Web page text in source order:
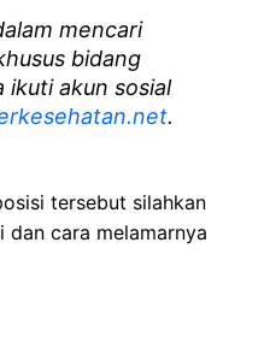
mencari
bidang
ikuti akun sosial
.
tersebut silahkan
cara melamarnya